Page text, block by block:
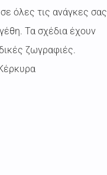
όλες τις ανάγκες σας
Τα σχέδια έχουν
ζωγραφιές.